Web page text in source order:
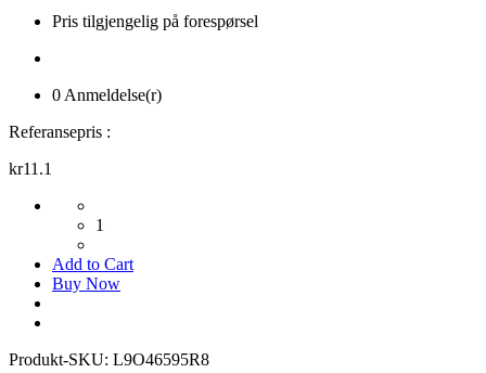
Pris tilgjengelig på forespørsel
0 Anmeldelse(r)
Referansepris :
kr11.1
1
Add to Cart
Buy Now
Produkt-SKU: L9O46595R8